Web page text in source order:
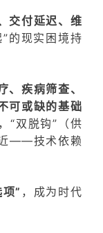
交付延迟、维
的现实困境持
、疾病筛查、
可或缺的基础
“双脱钩”（供
——技术依赖
” ，成为时代